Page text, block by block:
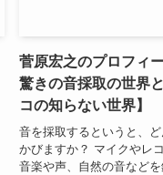
菅原宏之のプロフィ
驚きの音採取の世界
コの知らない世界】
音を採取するというと、
かびますか？ マイクやレ
音楽や声、自然の音など